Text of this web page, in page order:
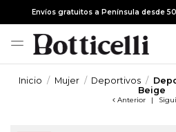
Envíos gratuitos a Península desde
Inicio Mujer Deportivos
Beige
Anterior |